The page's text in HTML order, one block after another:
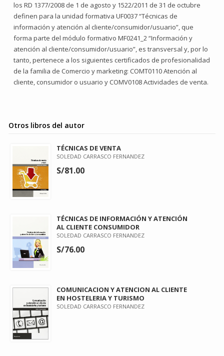
los RD 1377/2008 de 1 de agosto y 1522/2011 de 31 de octubre
definen para la unidad formativa UF0037 “Técnicas de
información y atención al cliente/consumidor/usuario”, que
forma parte del módulo formativo MF0241_2 “Información y
atención al cliente/consumidor/usuario”, es transversal y, por lo
tanto, pertenece a los siguientes certificados de profesionalidad
de la familia de Comercio y marketing: COMT0110 Atención al
cliente, consumidor o usuario y COMV0108 Actividades de venta.
Otros libros del autor
TÉCNICAS DE VENTA
SOLEDAD CARRASCO FERNANDEZ
S/81.00
TÉCNICAS DE INFORMACIÓN Y ATENCIÓN
AL CLIENTE CONSUMIDOR
SOLEDAD CARRASCO FERNANDEZ
S/76.00
COMUNICACION Y ATENCION AL CLIENTE
EN HOSTELERIA Y TURISMO
SOLEDAD CARRASCO FERNANDEZ